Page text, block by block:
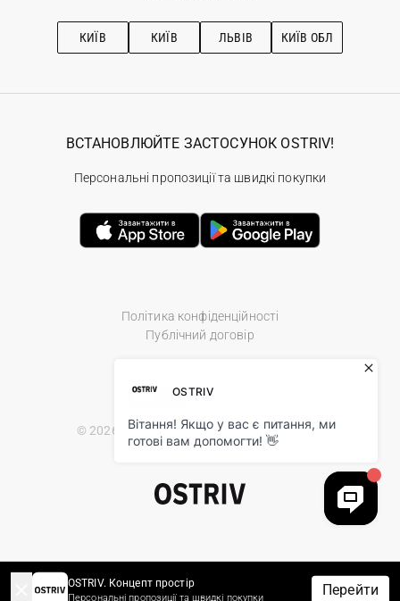
Рекомендації з догляду
КИЇВ КИЇВ ЛЬВІВ КИЇВ ОБЛ
Політика конфіденційності
Публічний договір
© 2026 Ostriv.ua Store. All Rights Reserved.
ВСТАНОВЛЮЙТЕ ЗАСТОСУНОК OSTRIV!
Персональні пропозиції та швидкі покупки
OSTRIV. Концепт простір
Персональні пропозиції та швидкі покупки Перейти